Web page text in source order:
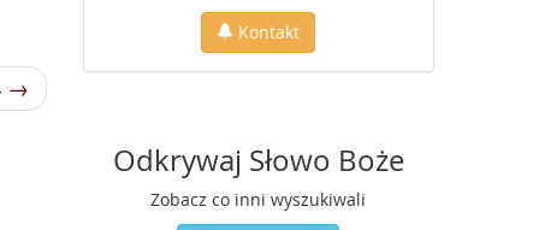
→
Kontakt
Odkrywaj Słowo Boże
Zobacz co inni wyszukiwali